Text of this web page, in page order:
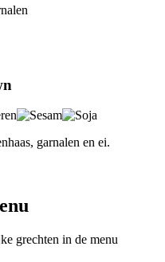
garnalen en ei.
grechten in de menu